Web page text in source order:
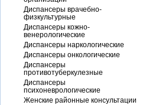
Диспансеры врачебно-
физкультурные
Диспансеры кожно-
венерологические
Диспансеры наркологические
Диспансеры онкологические
Диспансеры
противотуберкулезные
Диспансеры
психоневрологические
Женские районные консультации